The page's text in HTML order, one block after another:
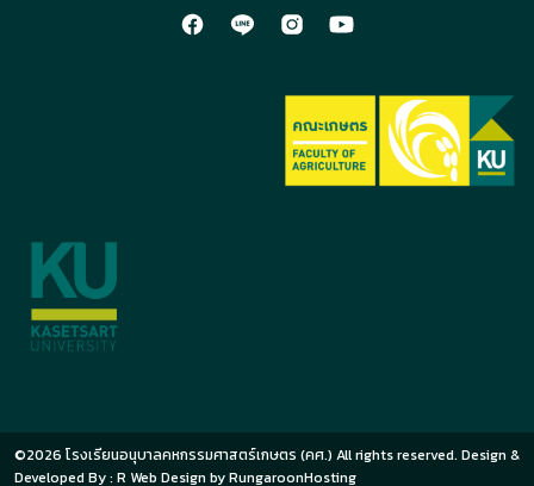
©2026 โรงเรียนอนุบาลคหกรรมศาสตร์เกษตร (คศ.) All rights reserved. Design &
Developed By : R Web Design byRungaroonHosting